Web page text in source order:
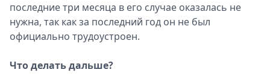
последние три месяца в его случае оказалась не
нужна, так как за последний год он не был
официально трудоустроен.
Что делать дальше?